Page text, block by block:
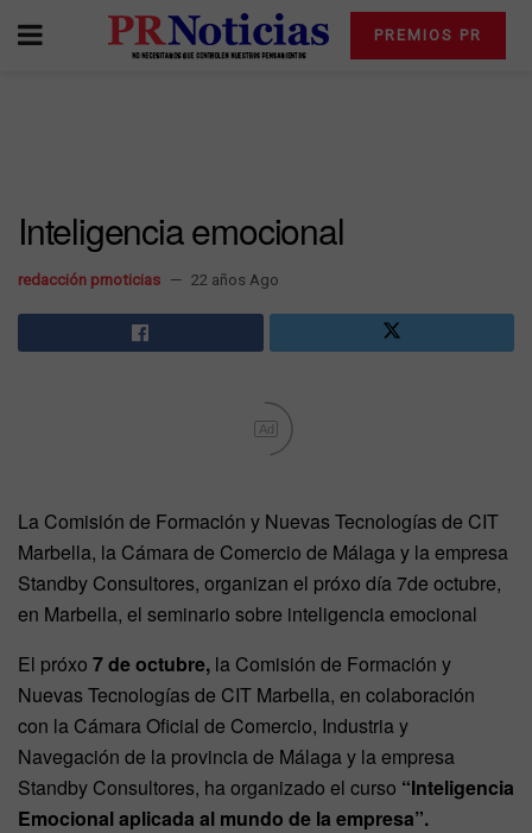
PREMIOS PR
Inteligencia emocional
redacción prnoticias 22 años Ago
Ad
La Comisión de Formación y Nuevas Tecnologías de CIT
Marbella, la Cámara de Comercio de Málaga y la empresa
Standby Consultores, organizan el próxo día 7de octubre,
en Marbella, el seminario sobre inteligencia emocional
El próxo 7 de octubre, la Comisión de Formación y
Nuevas Tecnologías de CIT Marbella, en colaboración
con la Cámara Oficial de Comercio, Industria y
Navegación de la provincia de Málaga y la empresa
Standby Consultores, ha organizado el curso “Inteligencia
Emocional aplicada al mundo de la empresa”.